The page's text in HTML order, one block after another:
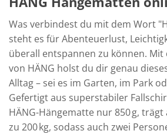
Was verbindest du mit dem Wort
steht es für Abenteuerlust,
überall entspannen zu können.
von HÄNG holst du dir genau
Alltag – sei es im Garten, im Park
Gefertigt aus superstabiler
HÄNG-Hängematte nur 850 g,
zu 200 kg, sodass auch zwei